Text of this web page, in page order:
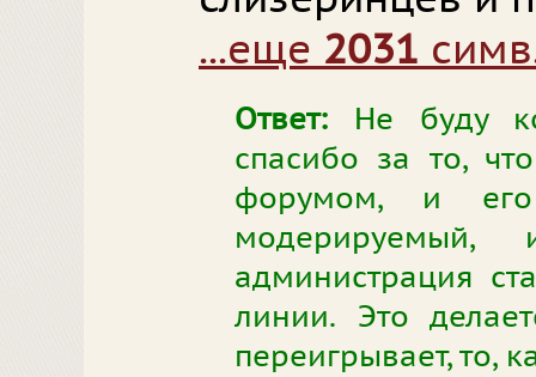
...еще 2031
Ответ: Не буду
спасибо за то,
форумом, и
администрация
линии. Это
переигрывает, то,